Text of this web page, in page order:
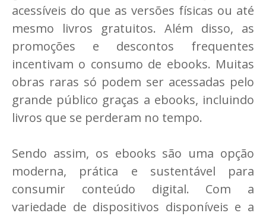
acessíveis do que as versões físicas ou até
mesmo livros gratuitos. Além disso, as
promoções e descontos frequentes
incentivam o consumo de ebooks. Muitas
obras raras só podem ser acessadas pelo
grande público graças a ebooks, incluindo
livros que se perderam no tempo.
Sendo assim, os ebooks são uma opção
moderna, prática e sustentável para
consumir conteúdo digital. Com a
variedade de dispositivos disponíveis e a